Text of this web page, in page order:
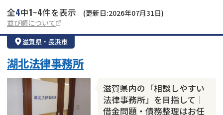
全4中1~4件を表示
(更新日:2026年07月31日)
並び順について
滋賀県 ・ 長浜市
滋賀県内の「相談しやすい
法律事務所」を目指して｜
借金問題・債務整理はお任
湖北法律事務所